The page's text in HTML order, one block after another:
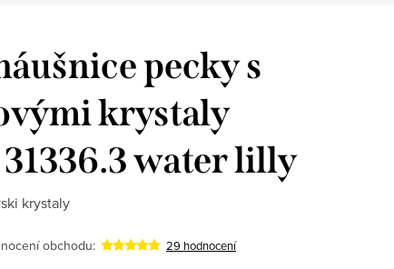
pecky s
krystaly
water lilly
krystaly
obchodu: 29 hodnocení